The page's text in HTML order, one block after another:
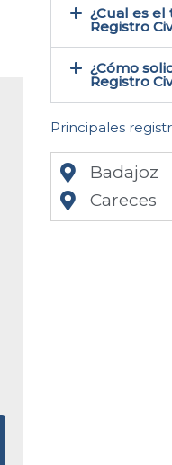
¿Cual es
Registro
¿Cómo
Registro
Principales
Badajoz
Careces